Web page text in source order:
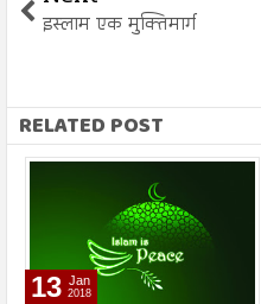
इस्लाम एक मुक्तिमार्ग
RELATED POST
13 Jan
2018